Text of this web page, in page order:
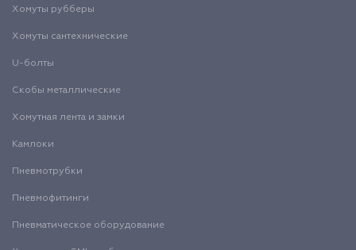
Хомуты рубберы
Хомуты сантехнические
U-болты
Скобы металлические
Хомутная лента и замки
Камлоки
Пневмотрубки
Пневмофитинги
Пневматическое оборудование